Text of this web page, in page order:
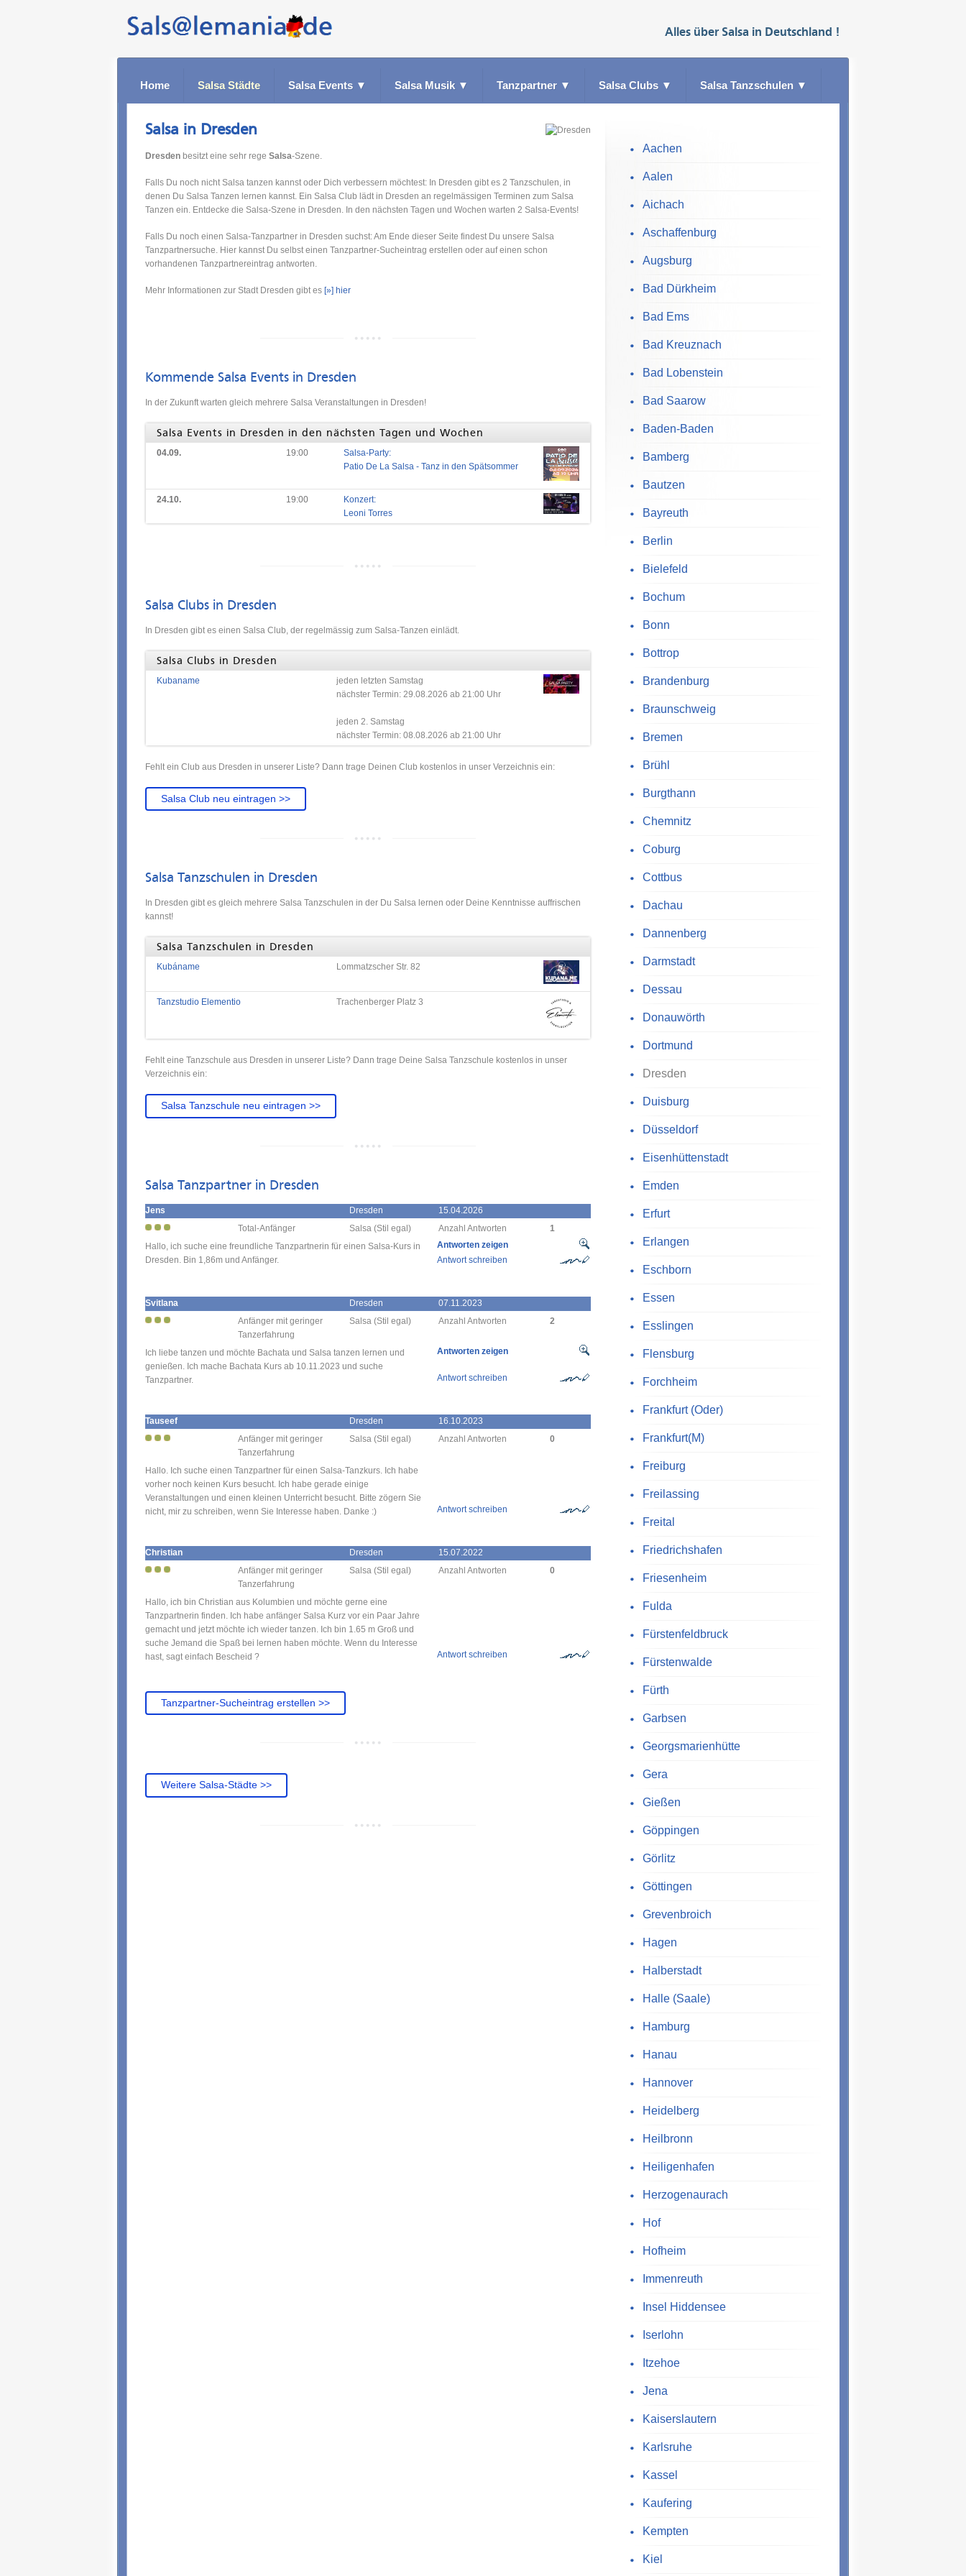
Alles über Salsa in Deutschland !
Home Salsa Städte Salsa Events ▼ Salsa Musik ▼ Tanzpartner ▼ Salsa Clubs ▼ Salsa Tanzschulen ▼
Salsa in Dresden
Dresden besitzt eine sehr rege Salsa-Szene.
Falls Du noch nicht Salsa tanzen kannst oder Dich verbessern möchtest: In Dresden gibt es 2 Tanzschulen, in
denen Du Salsa Tanzen lernen kannst. Ein Salsa Club lädt in Dresden an regelmässigen Terminen zum Salsa
Tanzen ein. Entdecke die Salsa-Szene in Dresden. In den nächsten Tagen und Wochen warten 2 Salsa-Events!
Falls Du noch einen Salsa-Tanzpartner in Dresden suchst: Am Ende dieser Seite findest Du unsere Salsa
Tanzpartnersuche. Hier kannst Du selbst einen Tanzpartner-Sucheintrag erstellen oder auf einen schon
vorhandenen Tanzpartnereintrag antworten.
Mehr Informationen zur Stadt Dresden gibt es [»] hier
Kommende Salsa Events in Dresden
In der Zukunft warten gleich mehrere Salsa Veranstaltungen in Dresden!
Salsa Events in Dresden in den nächsten Tagen und Wochen
04.09. 19:00
Salsa-Party:
Patio De La Salsa - Tanz in den Spätsommer
24.10. 19:00
Konzert:
Leoni Torres
Salsa Clubs in Dresden
In Dresden gibt es einen Salsa Club, der regelmässig zum Salsa-Tanzen einlädt.
Salsa Clubs in Dresden
Kubaname
jeden letzten Samstag
nächster Termin: 29.08.2026 ab 21:00 Uhr
jeden 2. Samstag
nächster Termin: 08.08.2026 ab 21:00 Uhr
Fehlt ein Club aus Dresden in unserer Liste? Dann trage Deinen Club kostenlos in unser Verzeichnis ein:
Salsa Club neu eintragen >>
Salsa Tanzschulen in Dresden
In Dresden gibt es gleich mehrere Salsa Tanzschulen in der Du Salsa lernen oder Deine Kenntnisse auffrischen
kannst!
Salsa Tanzschulen in Dresden
Kubáname Lommatzscher Str. 82
Tanzstudio Elementio Trachenberger Platz 3
Fehlt eine Tanzschule aus Dresden in unserer Liste? Dann trage Deine Salsa Tanzschule kostenlos in unser
Verzeichnis ein:
Salsa Tanzschule neu eintragen >>
Salsa Tanzpartner in Dresden
Jens Dresden
15.04.2026
Total-Anfänger
Salsa (Stil egal) Anzahl Antworten
1
Hallo, ich suche eine freundliche Tanzpartnerin für einen Salsa-Kurs in
Dresden. Bin 1,86m und Anfänger.
Antworten zeigen
Antwort schreiben
Svitlana Dresden
07.11.2023
Anfänger mit geringer
Tanzerfahrung
Salsa (Stil egal) Anzahl Antworten 2
Ich liebe tanzen und möchte Bachata und Salsa tanzen lernen und
genießen. Ich mache Bachata Kurs ab 10.11.2023 und suche
Tanzpartner.
Antworten zeigen
Antwort schreiben
Tauseef Dresden
16.10.2023
Anfänger mit geringer
Tanzerfahrung
Salsa (Stil egal) Anzahl Antworten 0
Hallo. Ich suche einen Tanzpartner für einen Salsa-Tanzkurs. Ich habe
vorher noch keinen Kurs besucht. Ich habe gerade einige
Veranstaltungen und einen kleinen Unterricht besucht. Bitte zögern Sie
nicht, mir zu schreiben, wenn Sie Interesse haben. Danke :)
Antwort schreiben
Christian Dresden
15.07.2022
Anfänger mit geringer
Tanzerfahrung
Salsa (Stil egal) Anzahl Antworten 0
Hallo, ich bin Christian aus Kolumbien und möchte gerne eine
Tanzpartnerin finden. Ich habe anfänger Salsa Kurz vor ein Paar Jahre
gemacht und jetzt möchte ich wieder tanzen. Ich bin 1.65 m Groß und
suche Jemand die Spaß bei lernen haben möchte. Wenn du Interesse
hast, sagt einfach Bescheid ?
Antwort schreiben
Tanzpartner-Sucheintrag erstellen >>
Weitere Salsa-Städte >>
Aachen
Aalen
Aichach
Aschaffenburg
Augsburg
Bad Dürkheim
Bad Ems
Bad Kreuznach
Bad Lobenstein
Bad Saarow
Baden-Baden
Bamberg
Bautzen
Bayreuth
Berlin
Bielefeld
Bochum
Bonn
Bottrop
Brandenburg
Braunschweig
Bremen
Brühl
Burgthann
Chemnitz
Coburg
Cottbus
Dachau
Dannenberg
Darmstadt
Dessau
Donauwörth
Dortmund
Dresden
Duisburg
Düsseldorf
Eisenhüttenstadt
Emden
Erfurt
Erlangen
Eschborn
Essen
Esslingen
Flensburg
Forchheim
Frankfurt (Oder)
Frankfurt(M)
Freiburg
Freilassing
Freital
Friedrichshafen
Friesenheim
Fulda
Fürstenfeldbruck
Fürstenwalde
Fürth
Garbsen
Georgsmarienhütte
Gera
Gießen
Göppingen
Görlitz
Göttingen
Grevenbroich
Hagen
Halberstadt
Halle (Saale)
Hamburg
Hanau
Hannover
Heidelberg
Heilbronn
Heiligenhafen
Herzogenaurach
Hof
Hofheim
Immenreuth
Insel Hiddensee
Iserlohn
Itzehoe
Jena
Kaiserslautern
Karlsruhe
Kassel
Kaufering
Kempten
Kiel